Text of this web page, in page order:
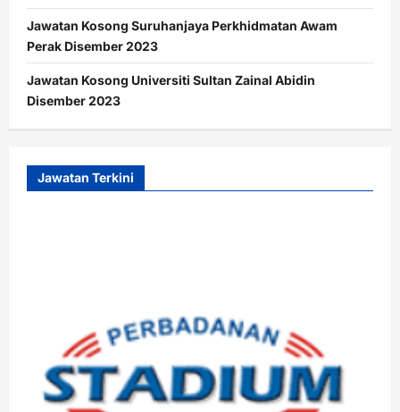
Jawatan Kosong Suruhanjaya Perkhidmatan Awam
Perak Disember 2023
Jawatan Kosong Universiti Sultan Zainal Abidin
Disember 2023
Jawatan Terkini